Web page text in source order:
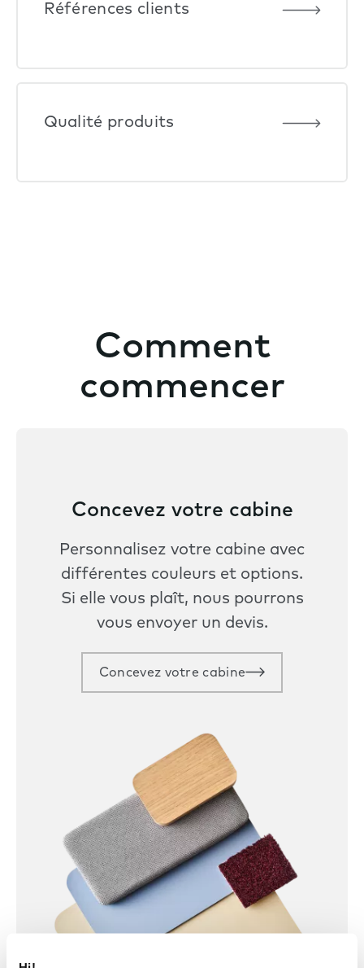
Références clients
Qualité produits
Comment
commencer
Concevez votre cabine
Personnalisez votre cabine avec
différentes couleurs et options.
Si elle vous plaît, nous pourrons
vous envoyer un devis.
Concevez votre cabine